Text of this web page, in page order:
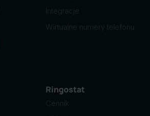
Integracje
Wirtualne numery telefonu
Ringostat
Cennik